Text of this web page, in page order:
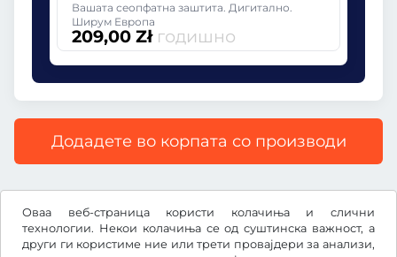
Оваа веб-страница користи колачиња и слични
технологии. Некои колачиња се од суштинска важност, а
други ги користиме ние или трети провајдери за анализи,
Вашата сеопфатна заштита. Дигитално.
Ширум Европа
209,00 Zł годишно
Додадете во корпата со производи
Сите цени со вклучен законски ДДВ.